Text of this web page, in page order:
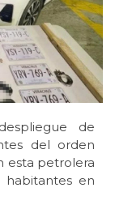
de
del orden
esta petrolera
habitantes en